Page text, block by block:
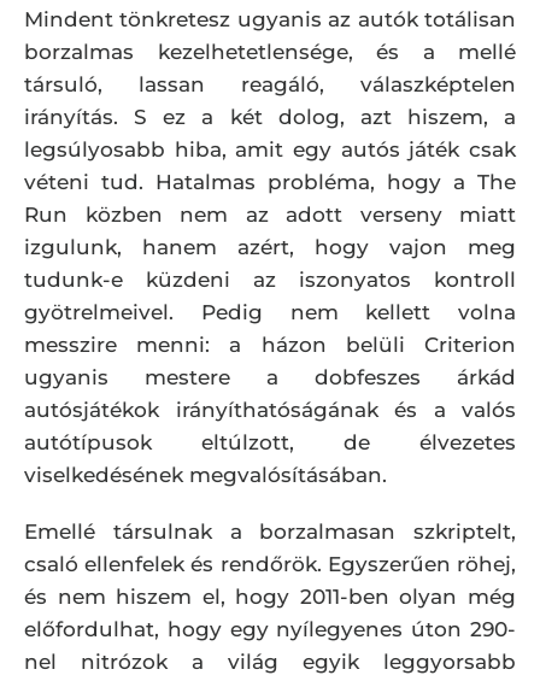
Mindent tönkretesz ugyanis az autók totálisan
borzalmas kezelhetetlensége, és a mellé
társuló, lassan reagáló, válaszképtelen
irányítás. S ez a két dolog, azt hiszem, a
legsúlyosabb hiba, amit egy autós játék csak
véteni tud. Hatalmas probléma, hogy a The
Run közben nem az adott verseny miatt
izgulunk, hanem azért, hogy vajon meg
tudunk-e küzdeni az iszonyatos kontroll
gyötrelmeivel. Pedig nem kellett volna
messzire menni: a házon belüli Criterion
ugyanis mestere a dobfeszes árkád
autósjátékok irányíthatóságának és a valós
autótípusok eltúlzott, de élvezetes
viselkedésének megvalósításában.
Emellé társulnak a borzalmasan szkriptelt,
csaló ellenfelek és rendőrök. Egyszerűen röhej,
és nem hiszem el, hogy 2011-ben olyan még
előfordulhat, hogy egy nyílegyenes úton 290-
nel nitrózok a világ egyik leggyorsabb